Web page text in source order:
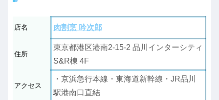
店名 肉割烹 吟次郎
住所
東京都港区港南2-15-2 品川インターシティ
S&R棟 4F
アクセス
・京浜急行本線・東海道新幹線・JR品川
駅港南口直結